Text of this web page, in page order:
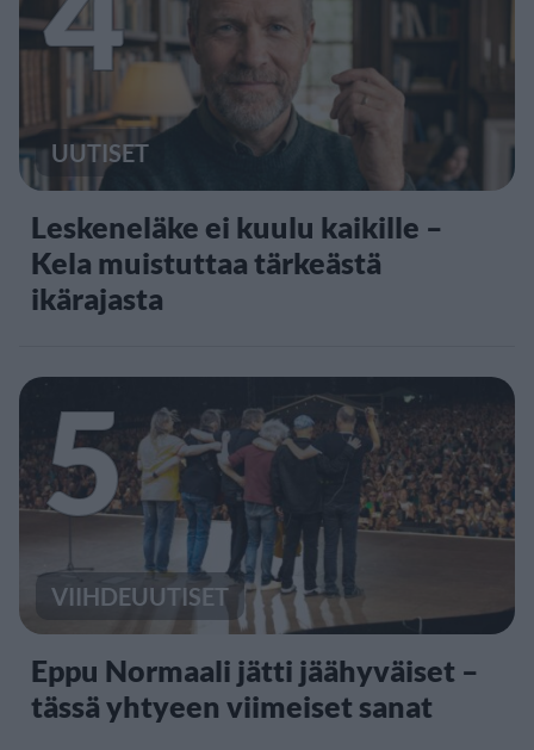
UUTISET
Leskeneläke ei kuulu kaikille –
Kela muistuttaa tärkeästä
ikärajasta
5
VIIHDEUUTISET
Eppu Normaali jätti jäähyväiset –
tässä yhtyeen viimeiset sanat